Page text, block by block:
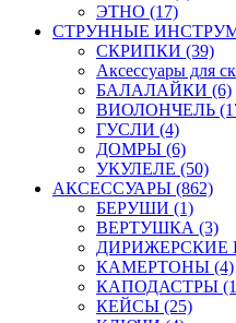
ЭТНО (17)
СТРУННЫЕ
СКРИПКИ (39)
Аксессуары для
БАЛАЛАЙКИ (6)
ВИОЛОНЧЕЛЬ
ГУСЛИ (4)
ДОМРЫ (6)
УКУЛЕЛЕ (50)
АКСЕССУАРЫ (862)
БЕРУШИ (1)
ВЕРТУШКА (3)
ДИРИЖЕРСКИЕ
КАМЕРТОНЫ (4)
КАПОДАСТРЫ
КЕЙСЫ (25)